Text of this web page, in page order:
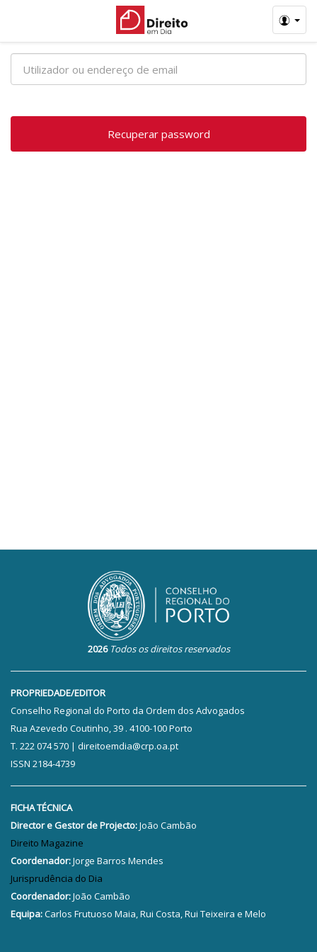
2026 Todos os direitos reservados
PROPRIEDADE/EDITOR
Conselho Regional do Porto da Ordem dos Advogados
Rua Azevedo Coutinho, 39 . 4100-100 Porto
T. 222 074 570 | direitoemdia@crp.oa.pt
ISSN 2184-4739
FICHA TÉCNICA
Director e Gestor de Projecto:João Cambão
Direito Magazine
Coordenador:Jorge Barros Mendes
Jurisprudência do Dia
Coordenador:João Cambão
Equipa:Carlos Frutuoso Maia, Rui Costa, Rui Teixeira e Melo